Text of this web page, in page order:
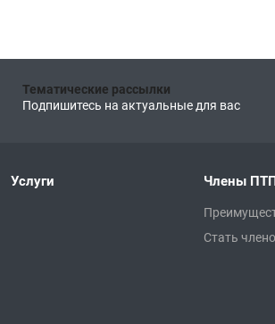
Тематические рассылки
Подпишитесь на актуальные для вас
Услуги Члены
Стать